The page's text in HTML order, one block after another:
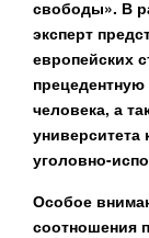
свободы». В
эксперт
европейских
человека, а
уголовно-
Особое
соотношения